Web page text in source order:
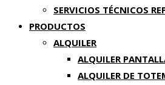
SERVICIOS TÉCNICOS
PRODUCTOS
ALQUILER
ALQUILER
ALQUILER DE